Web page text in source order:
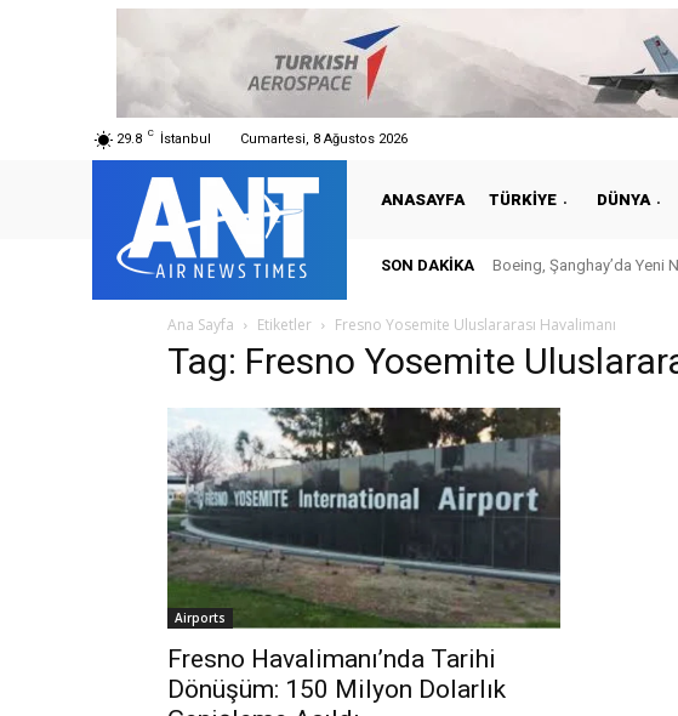
29.8 C İstanbul Cumartesi, 8 Ağustos 2026
ANASAYFA TÜRKIYE DÜNYA
SON DAKIKA Boeing, Şanghay’da Yeni
Ana Sayfa Etiketler Fresno Yosemite Uluslararası Havalimanı
Tag: Fresno Yosemite
Airports
Fresno Havalimanı’nda Tarihi
Dönüşüm: 150 Milyon Dolarlık